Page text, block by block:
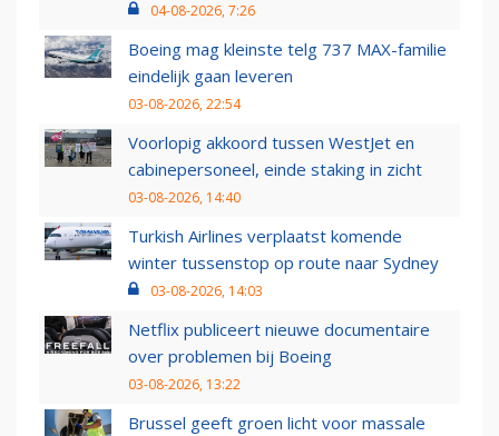
04-08-2026, 7:26
Boeing mag kleinste telg 737 MAX-familie
eindelijk gaan leveren
03-08-2026, 22:54
Voorlopig akkoord tussen WestJet en
cabinepersoneel, einde staking in zicht
03-08-2026, 14:40
Turkish Airlines verplaatst komende
winter tussenstop op route naar Sydney
03-08-2026, 14:03
Netflix publiceert nieuwe documentaire
over problemen bij Boeing
03-08-2026, 13:22
Brussel geeft groen licht voor massale